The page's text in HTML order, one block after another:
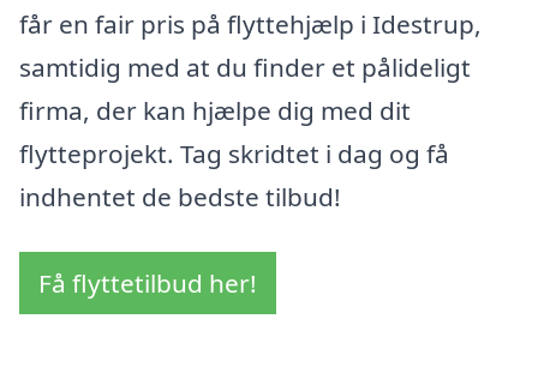
får en fair pris på flyttehjælp i Idestrup,
samtidig med at du finder et pålideligt
firma, der kan hjælpe dig med dit
flytteprojekt. Tag skridtet i dag og få
indhentet de bedste tilbud!
Få flyttetilbud her!